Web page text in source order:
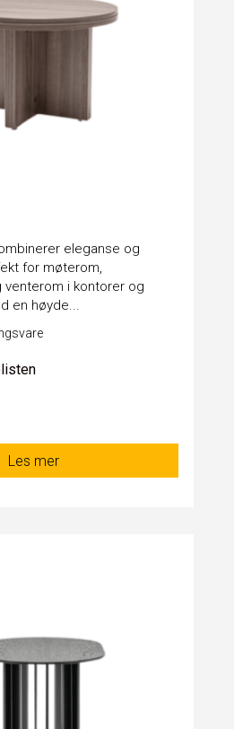
eleganse og
for møterom,
venterom i kontorer og
en høyde...
Les mer